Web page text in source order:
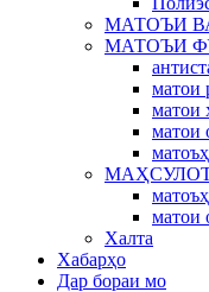
МАТОЪИ
МАТОЪИ
матои
матои
матои
матои
Халта
Хабарҳо
Дар бораи мо